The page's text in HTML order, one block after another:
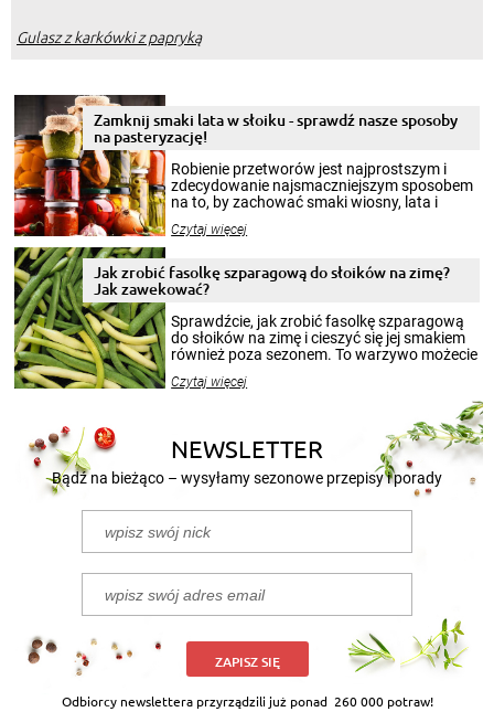
Gulasz z karkówki z papryką
Zamknij smaki lata w słoiku - sprawdź nasze sposoby
na pasteryzację!
Robienie przetworów jest najprostszym i
zdecydowanie najsmaczniejszym sposobem
na to, by zachować smaki wiosny, lata i
krajobrazów, by cieszyć nimi oko w sezonie
pełni poczuć atmosferę cieplejszych
miesięcy. Przygotowanie słoików ze
patenty, które pozwolą zachować świeżość
przetworów.
Czytaj więcej
Jak zrobić fasolkę szparagową do słoików na zimę?
Jak zawekować?
Sprawdźcie, jak zrobić fasolkę szparagową
do słoików na zimę i cieszyć się jej smakiem
również poza sezonem. To warzywo możecie
nasze propozycje!
Czytaj więcej
NEWSLETTER
Bądź na bieżąco – wysyłamy sezonowe przepisy i porady
ZAPISZ SIĘ
Odbiorcy newslettera przyrządzili już ponad 260 000 potraw!